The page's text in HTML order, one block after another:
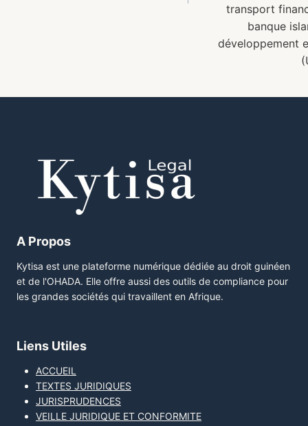
transport
banque
développement
A Propos
Kytisa est une plateforme numérique dédiée au droit guinéen
et de l'OHADA. Elle offre aussi des outils de compliance pour
les grandes sociétés qui travaillent en Afrique.
Liens Utiles
ACCUEIL
TEXTES JURIDIQUES
JURISPRUDENCES
VEILLE JURIDIQUE ET CONFORMITE